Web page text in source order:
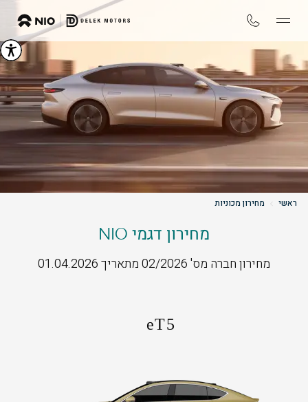
ראשי מחירון מכוניות
מחירון דגמי NIO
מחירון חברה מס' 02/2026 מתאריך 01.04.2026
eT5